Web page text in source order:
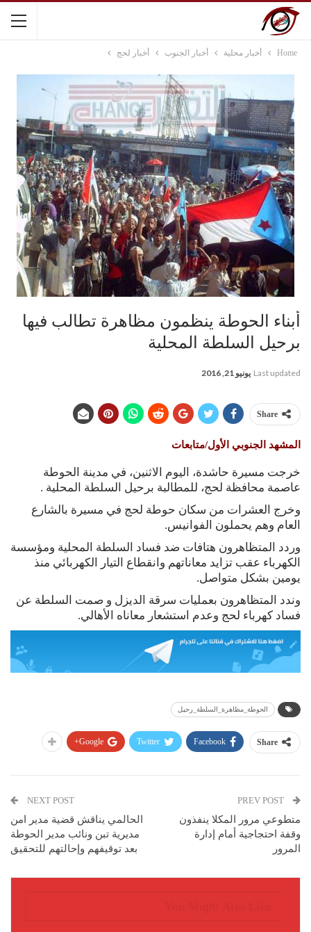
Home أخبار محلية أخبار الجنوب أخبار لحج
أبناء الحوطة ينظمون مظاهرة تطالب فيها
برحيل السلطة المحلية
Last updated يونيو 21, 2016
Share
المشهد الجنوبي الأول/متابعات
خرجت مسيرة حاشدة، اليوم الاثنين، في مدينة الحوطة
عاصمة محافظة لحج، للمطالبة برحيل السلطة المحلية .
وخرج العشرات من سكان حوطة لحج في مسيرة بالشارع
العام وهم يحملون الفوانيس.
وردد المتظاهرون هتافات ضد فساد السلطة المحلية ومؤسسة
الكهرباء عقب تزايد معاناتهم وانقطاع التيار الكهربائي منذ
يومين بشكل متواصل.
وندد المتظاهرون بعمليات سرقة الديزل و صمت السلطة عن
فساد كهرباء لحج وعدم استشعار معاناه الأهالي.
الحوطة_مظاهرة_السلطة_رحيل
Share
Facebook
Twitter
Google+
متطوعي مرور المكلا ينفذون
وقفة احتجاجية أمام إدارة
المرور
NEXT POST
الحالمي يناقش قضية مدير امن
مديرية تبن ونائب مدير الحوطة
بعد توقيفهم وإحالتهم للتحقيق